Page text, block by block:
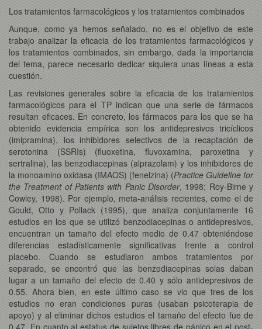
Los tratamientos farmacológicos y los tratamientos combinados
Aunque, como ya hemos señalado, no es el objetivo de este
trabajo analizar la eficacia de los tratamientos farmacológicos y
los tratamientos combinados, sin embargo, dada la importancia
del tema, parece necesario dedicar siquiera unas líneas a esta
cuestión.
Las revisiones generales sobre la eficacia de los tratamientos
farmacológicos para el TP indican que una serie de fármacos
resultan eficaces. En concreto, los fármacos para los que se ha
obtenido evidencia empírica son los antidepresivos tricíclicos
(imipramina), los inhibidores selectivos de la recaptación de
serotonina (SSRIs) (fluoxetina, fluvoxamina, paroxetina y
sertralina), las benzodiacepinas (alprazolam) y los inhibidores de
la monoamino oxidasa (IMAOS) (fenelzina) (Practice Guideline for
the Treatment of Patients with Panic Disorder, 1998; Roy-Birne y
Cowley, 1998). Por ejemplo, meta-análisis recientes, como el de
Gould, Otto y Pollack (1995), que analiza conjuntamente 16
estudios en los que se utilizó benzodiacepinas o antidepresivos,
encuentran un tamaño del efecto medio de 0.47 obteniéndose
diferencias estadísticamente significativas frente a control
placebo. Cuando se estudiaron ambos tratamientos por
separado, se encontró que las benzodiacepinas solas daban
lugar a un tamaño del efecto de 0.40 y sólo antidepresivos de
0.55. Ahora bien, en este último caso se vio que tres de los
estudios no eran condiciones puras (usaban psicoterapia de
apoyo) y al eliminar dichos estudios el tamaño del efecto fue de
0.47. En cuanto al estatus de sujetos libres de pánico en el post-